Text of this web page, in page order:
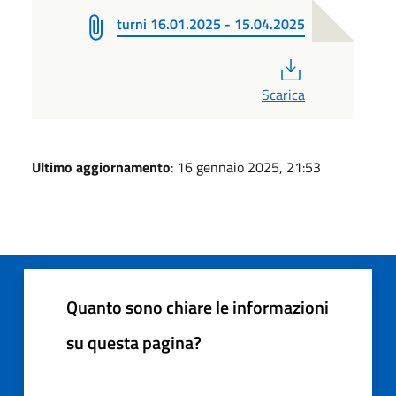
turni 16.01.2025 - 15.04.2025
Scarica
Ultimo aggiornamento: 16 gennaio 2025, 21:53
Quanto sono chiare le informazioni
su questa pagina?